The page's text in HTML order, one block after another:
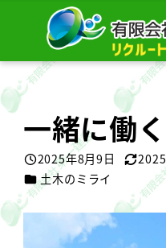
テ
ツ
へ 一緒に働
投稿日
2025年8月9日
更新日
カテゴリー
土木のミライ